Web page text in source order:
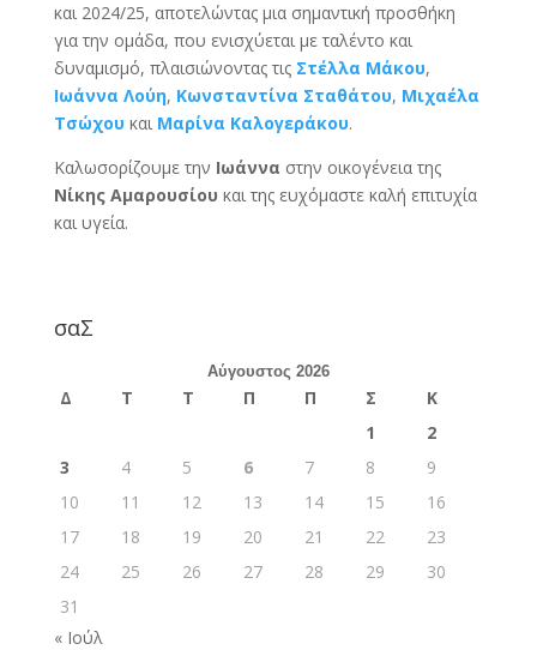
και 2024/25, αποτελώντας μια σημαντική προσθήκη
για την ομάδα, που ενισχύεται με ταλέντο και
δυναμισμό, πλαισιώνοντας τις Στέλλα Μάκου,
Ιωάννα Λούη, Κωνσταντίνα Σταθάτου, Μιχαέλα
Τσώχου και Μαρίνα Καλογεράκου.
Καλωσορίζουμε την Ιωάννα στην οικογένεια της
Νίκης Αμαρουσίου και της ευχόμαστε καλή επιτυχία
και υγεία.
σαΣ
Αύγουστος 2026
Δ Τ Τ Π Π Σ
Κ
1
2
3
4 5 6 7 8
9
10
11 12 13 14 15
16
17
18 19 20 21 22
23
24
25 26 27 28 29
30
31
« Ιούλ